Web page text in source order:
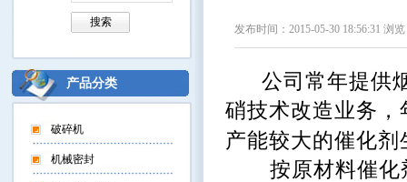
搜索
产品分类
破碎机
机械密封
发布时间：2015-05-30 18:56:31 浏
公司常年提供
硝技术改造业务
产能较大的催化
按原材料催化剂